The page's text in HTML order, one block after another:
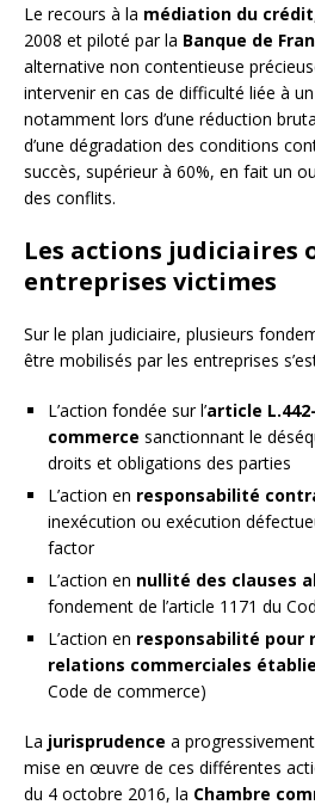
Le recours à la médiation du crédit
2008 et piloté par la Banque de
alternative non contentieuse
intervenir en cas de difficulté liée à
notamment lors d’une réduction
d’une dégradation des conditions
succès, supérieur à 60%, en fait un
des conflits.
Les actions judiciaires
entreprises victimes
Sur le plan judiciaire, plusieurs
être mobilisés par les entreprises
L’action fondée sur l’article
commerce sanctionnant le
droits et obligations des parties
L’action en responsabilité
inexécution ou exécution
factor
L’action en nullité des clauses
fondement de l’article 1171 du
L’action en responsabilité pour
relations commerciales
Code de commerce)
La jurisprudence a
mise en œuvre de ces différentes
du 4 octobre 2016, la Chambre